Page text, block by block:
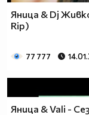
Яница & Dj
Rip)
77 777
Яница & Vali -